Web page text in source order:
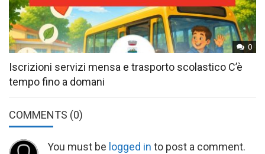
0
Iscrizioni servizi mensa e trasporto scolastico C’è
tempo fino a domani
COMMENTS (0)
You must be logged in to post a comment.